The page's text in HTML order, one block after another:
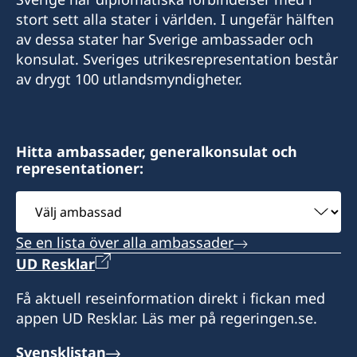
stort sett alla stater i världen. I ungefär hälften
av dessa stater har Sverige ambassader och
konsulat. Sveriges utrikesrepresentation består
av drygt 100 utlandsmyndigheter.
Hitta ambassader, generalkonsulat och
representationer:
Välj
ambassad
Se en lista över alla ambassader
UD Resklar
Få aktuell reseinformation direkt i fickan med
appen UD Resklar. Läs mer på regeringen.se.
Svensklistan